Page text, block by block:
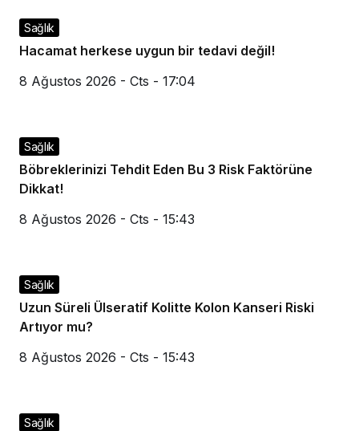
Sağlık
Hacamat herkese uygun bir tedavi değil!
8 Ağustos 2026 - Cts - 17:04
Sağlık
Böbreklerinizi Tehdit Eden Bu 3 Risk Faktörüne
Dikkat!
8 Ağustos 2026 - Cts - 15:43
Sağlık
Uzun Süreli Ülseratif Kolitte Kolon Kanseri Riski
Artıyor mu?
8 Ağustos 2026 - Cts - 15:43
Sağlık